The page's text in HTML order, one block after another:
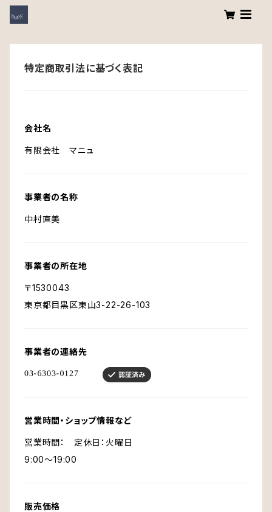
特定商取引法に基づく表記
会社名
有限会社 マニュ
事業者の名称
中村直美
事業者の所在地
〒1530043
東京都目黒区東山3-22-26-103
事業者の連絡先
営業時間・ショップ情報など
営業時間： 定休日：火曜日
9:00〜19:00
販売価格